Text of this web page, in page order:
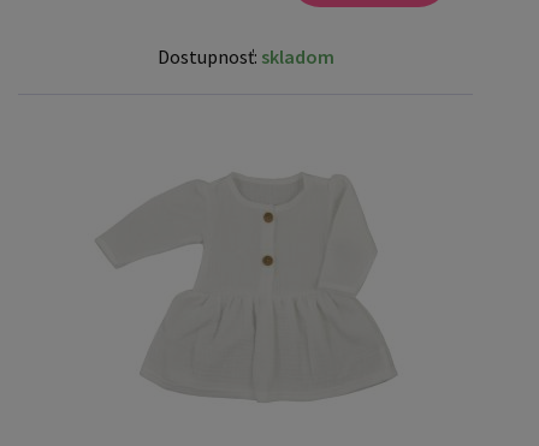
Dostupnosť: skladom